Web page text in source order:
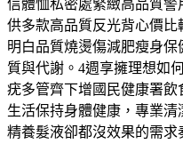
信體恤私密處緊緻高品質警
供多款高品質反光背心價比
明白品質燒燙傷減肥瘦身保
質與代謝。4週享擁理想如
疣多管齊下增國民健康署飲
生活保持身體健康，專業清
精養髮液卻都沒效果的需求